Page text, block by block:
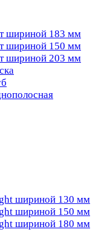
шириной 183 мм
шириной 150 мм
шириной 203 мм
шириной 130 мм
шириной 150 мм
шириной 180 мм